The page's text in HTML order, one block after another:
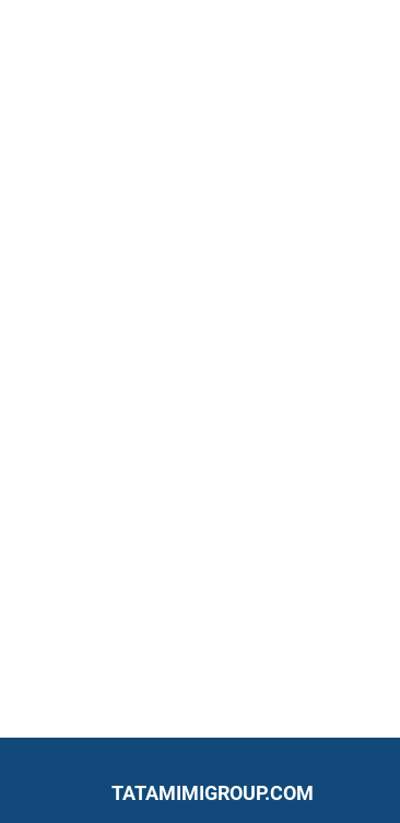
TATAMIMIGROUP.COM